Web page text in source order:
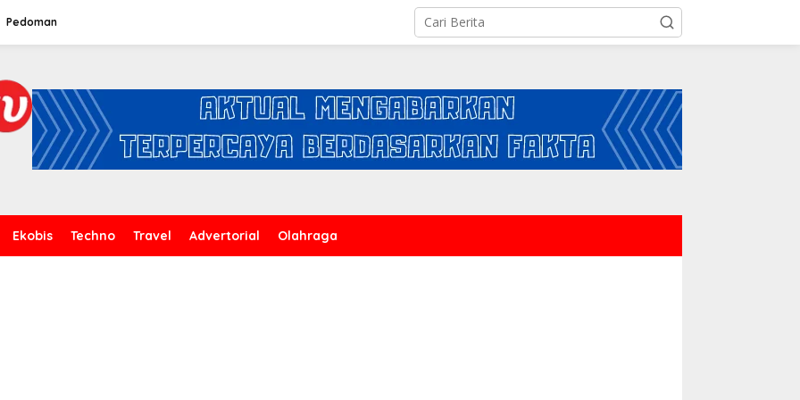
Pedoman
Ekobis Techno Travel Advertorial Olahraga